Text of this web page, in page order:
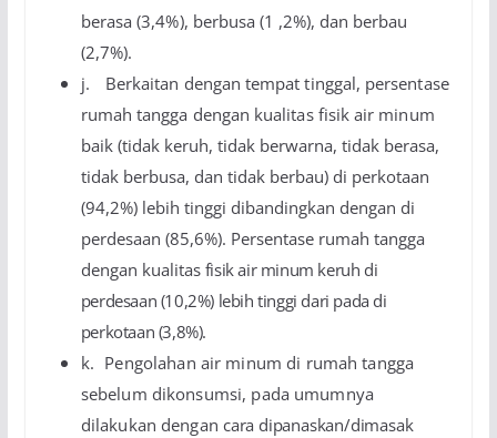
berasa (3,4%), berbusa(1 ,2%), dan berbau
(2,7%).
j.
Berkaitan dengan tempat tinggal, persentase
rumah tangga dengan kualitas fisik air minum
baik(tidak keruh, tidak berwarna, tidak berasa,
tidak berbusa, dan tidak berbau) di perkotaan
(94,2%) lebih tinggi dibandingkan dengan di
perdesaan (85,6%). Persentase rumah tangga
dengan kualitas fisik air minum keruh di
perdesaan (10,2%) lebih tinggi dari pada di
perkotaan (3,8%).
k. Pengolahan air minum di rumah tangga
sebelum dikonsumsi, pada umumnya
dilakukan dengan cara dipanaskan/dimasak